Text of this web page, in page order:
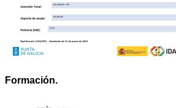
Formación.